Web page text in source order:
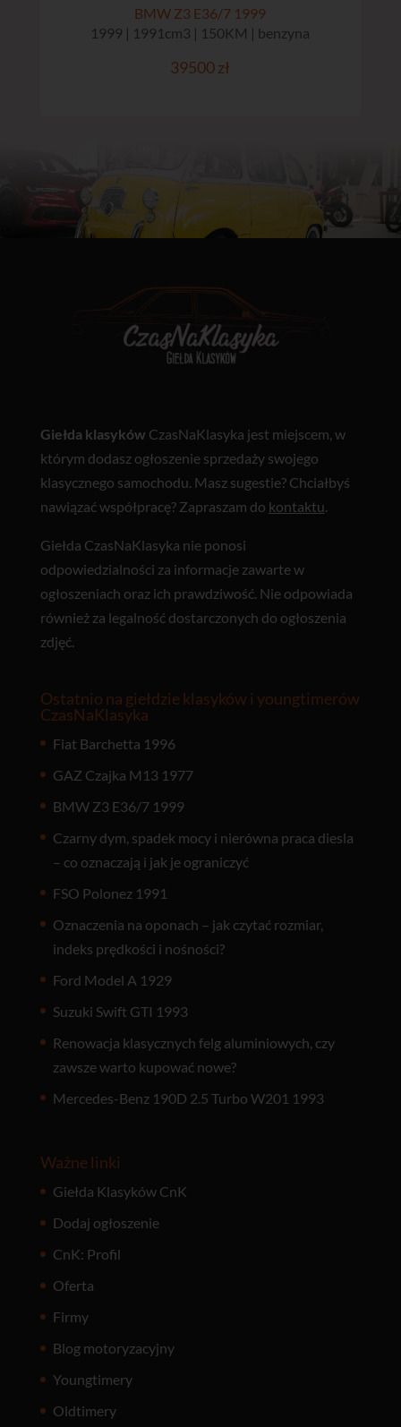
BMW Z3 E36/7 1999
1999 | 1991cm3 | 150KM | benzyna
39500 zł
Giełda klasyków CzasNaKlasyka jest miejscem, w
którym dodasz ogłoszenie sprzedaży swojego
klasycznego samochodu. Masz sugestie? Chciałbyś
nawiązać współpracę? Zapraszam do kontaktu
Giełda CzasNaKlasyka nie ponosi
odpowiedzialności za informacje zawarte w
ogłoszeniach oraz ich prawdziwość. Nie odpowiada
również za legalność dostarczonych do ogłoszenia
zdjęć.
Ostatnio na giełdzie klasyków i youngtimerów
CzasNaKlasyka
Fiat Barchetta 1996
GAZ Czajka M13 1977
BMW Z3 E36/7 1999
Czarny dym, spadek mocy i nierówna praca diesla
– co oznaczają i jak je ograniczyć
FSO Polonez 1991
Oznaczenia na oponach – jak czytać rozmiar,
indeks prędkości i nośności?
Ford Model A 1929
Suzuki Swift GTI 1993
Renowacja klasycznych felg aluminiowych, czy
zawsze warto kupować nowe?
Mercedes-Benz 190D 2.5 Turbo W201 1993
Ważne linki
Giełda Klasyków CnK
Dodaj ogłoszenie
CnK: Profil
Oferta
Firmy
Blog motoryzacyjny
Youngtimery
Oldtimery